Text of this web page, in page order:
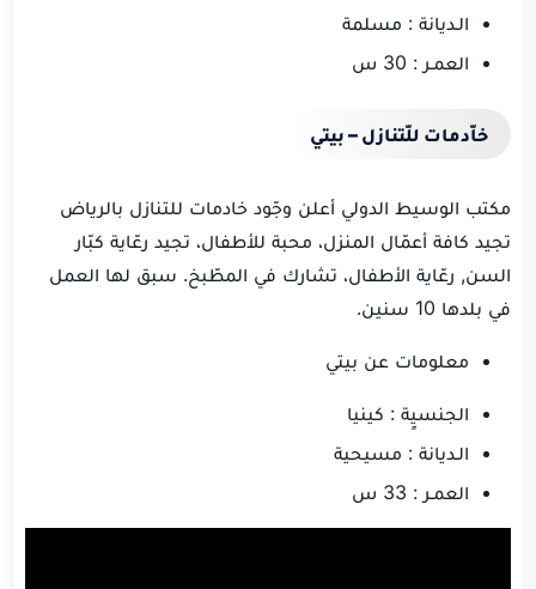
الـديانة : مسلمة
العمـر : 30 س
خاّدمات للّتنازل – بيتي
مكتب الوسيط الدولي أعلن وجّود خادمات للتنازل بالرياض
تجيد كافة أعمّال المنزل، محبة للأطفال، تجيد رعّاية كبّار
السن, رعّاية الأطفال، تشارك في المطّبخ. سبق لها العمل
في بلدها 10 سنين.
معلومات عن بيتي
الجنسيٍة : كينيا
الـديانة : مسيحية
العمـر : 33 س